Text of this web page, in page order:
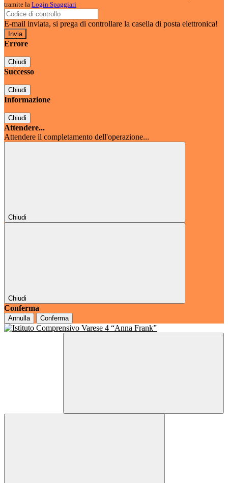
tramite la Login Spaggiari
E-mail inviata, si prega di controllare la casella di posta elettronica!
Errore
Chiudi
Successo
Chiudi
Informazione
Chiudi
Attendere...
Attendere il completamento dell'operazione...
Chiudi
Chiudi
Conferma
Annulla Conferma